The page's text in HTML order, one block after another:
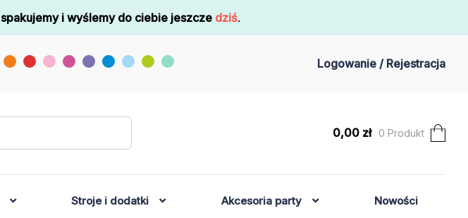
spakujemy i wyślemy do ciebie jeszcze dziś.
Logowanie / Rejestracja
0,00 zł 0 Produkt
Stroje i dodatki Akcesoria party Nowości